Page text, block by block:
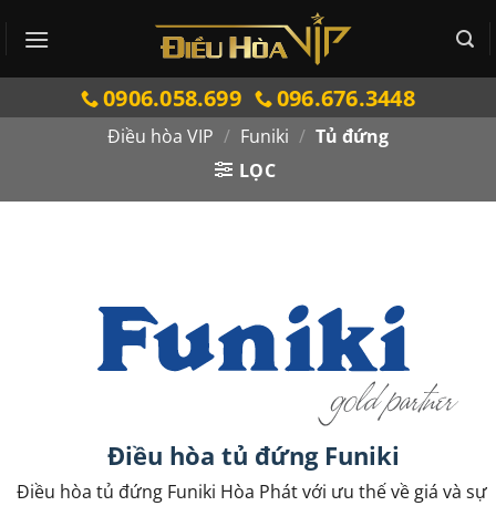
qua
0906.058.699 096.676.3448
Điều hòa VIP / Funiki / Tủ đứng
LỌC
Điều hòa tủ đứng Funiki
Điều hòa tủ đứng Funiki Hòa Phát với ưu thế về giá và sự